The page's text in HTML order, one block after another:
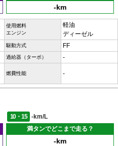
-km
使用燃料
エンジン
軽油
ディーゼル
駆動方式 FF
過給器（ターボ） -
燃費性能 -
10・15
-km/L
満タンでどこまで走る？
-km